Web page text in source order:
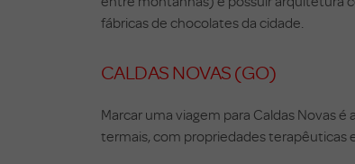
fábricas de chocolates da cidade.
CALDAS NOVAS (GO)
Marcar uma viagem para Caldas Novas
termais, com propriedades terapêuticas